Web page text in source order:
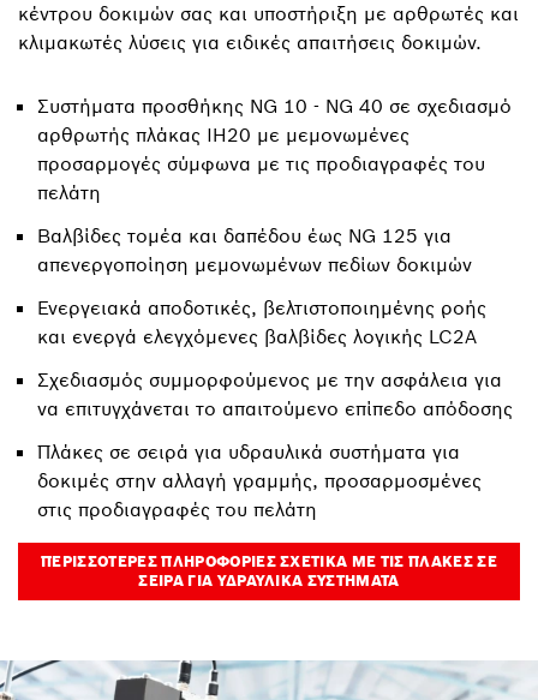
κέντρου δοκιμών σας και υποστήριξη με αρθρωτές και
κλιμακωτές λύσεις για ειδικές απαιτήσεις δοκιμών.
Συστήματα προσθήκης NG 10 - NG 40 σε σχεδιασμό
αρθρωτής πλάκας IH20 με μεμονωμένες
προσαρμογές σύμφωνα με τις προδιαγραφές του
πελάτη
Βαλβίδες τομέα και δαπέδου έως NG 125 για
απενεργοποίηση μεμονωμένων πεδίων δοκιμών
Ενεργειακά αποδοτικές, βελτιστοποιημένης ροής
και ενεργά ελεγχόμενες βαλβίδες λογικής LC2A
Σχεδιασμός συμμορφούμενος με την ασφάλεια για
να επιτυγχάνεται το απαιτούμενο επίπεδο απόδοσης
Πλάκες σε σειρά για υδραυλικά συστήματα για
δοκιμές στην αλλαγή γραμμής, προσαρμοσμένες
στις προδιαγραφές του πελάτη
ΠΕΡΙΣΣΌΤΕΡΕΣ ΠΛΗΡΟΦΟΡΊΕΣ ΣΧΕΤΙΚΆ ΜΕ ΤΙΣ ΠΛΆΚΕΣ ΣΕ
ΣΕΙΡΆ ΓΙΑ ΥΔΡΑΥΛΙΚΆ ΣΥΣΤΉΜΑΤΑ